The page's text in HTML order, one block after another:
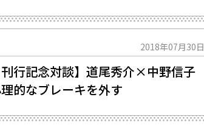
2018年07月30日
刊行記念対談】道尾秀介×中野信子
的なブレーキを外す